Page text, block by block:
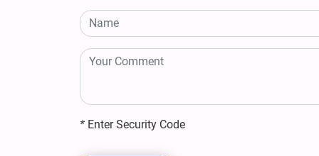
* Enter Security Code